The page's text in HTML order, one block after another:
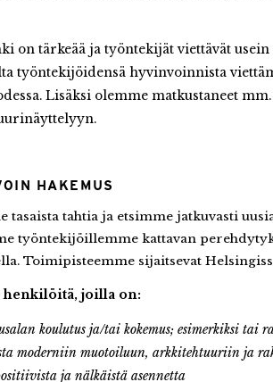
on tärkeää ja työntekijät viettävät usein
työntekijöidensä hyvinvoinnista
Lisäksi olemme matkustaneet
HAKEMUS
tasaista tahtia ja etsimme jatkuvasti
työntekijöillemme kattavan
Toimipisteemme sijaitsevat
henkilöitä, joilla on:
koulutus ja/tai kokemus;esimerkiksi tai
moderniin muotoiluun, arkkitehtuuriin ja
ja nälkäistä asennetta